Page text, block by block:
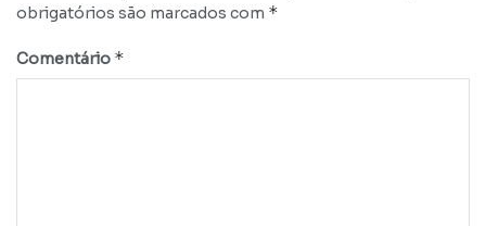
obrigatórios são marcados com *
Comentário *